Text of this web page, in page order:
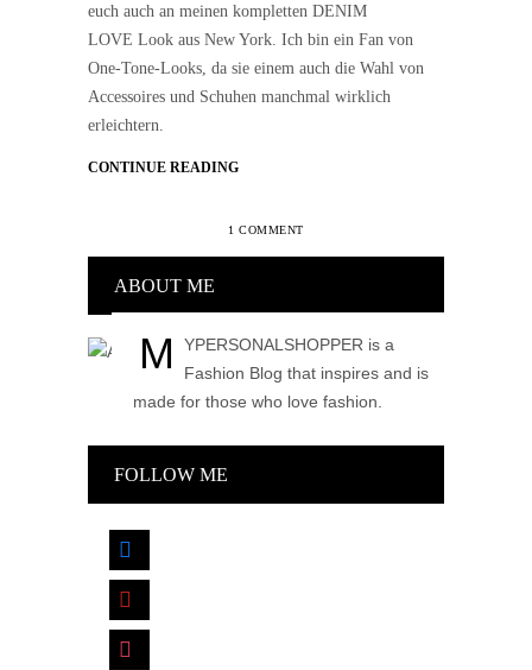
euch auch an meinen kompletten DENIM
LOVE Look aus New York. Ich bin ein Fan von
One-Tone-Looks, da sie einem auch die Wahl von
Accessoires und Schuhen manchmal wirklich
erleichtern.
CONTINUE READING
1 COMMENT
ABOUT ME
M
YPERSONALSHOPPER is a
Fashion Blog that inspires and is
made for those who love fashion.
FOLLOW ME
facebook
pinterest
instagram